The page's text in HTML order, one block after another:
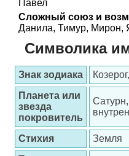
Павел
Сложный союз и
Данила, Тимур, Мирон,
Символика
Знак зодиака
Планета или
звезда
покровитель
Стихия
Земля